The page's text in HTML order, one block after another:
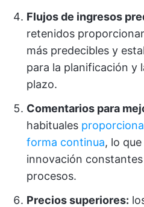
Flujos de ingresos
retenidos
más predecibles y
para la planificación y
plazo.
Comentarios para
habituales
forma continua, lo
innovación
procesos.
Precios superiores: